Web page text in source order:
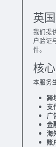
英
我们提
户验证
件。
核
本服务
跨
支
广
金
海
账